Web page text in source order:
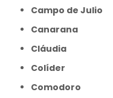
Campo de Julio
Canarana
Cláudia
Colíder
Comodoro